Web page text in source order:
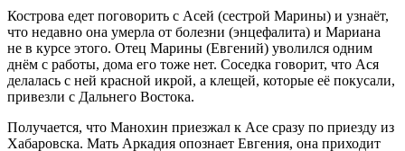
Кострова едет поговорить с Асей (сестрой Марины) и узнаёт,
что недавно она умерла от болезни (энцефалита) и Мариана
не в курсе этого. Отец Марины (Евгений) уволился одним
днём с работы, дома его тоже нет. Соседка говорит, что Ася
делалась с ней красной икрой, а клещей, которые её покусали,
привезли с Дальнего Востока.
Получается, что Манохин приезжал к Асе сразу по приезду из
Хабаровска. Мать Аркадия опознает Евгения, она приходит